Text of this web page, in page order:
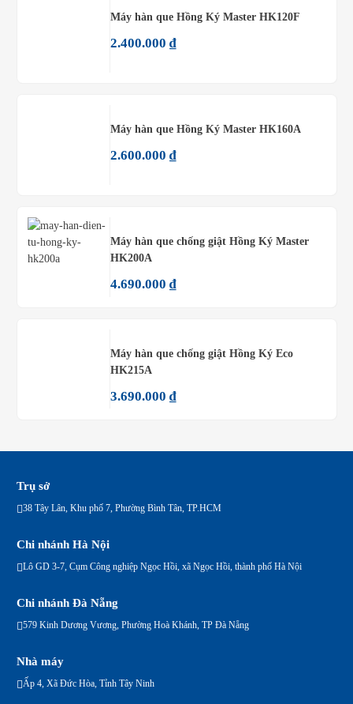
Máy hàn que Hồng Ký Master HK120F
2.400.000 ₫
Máy hàn que Hồng Ký Master HK160A
2.600.000 ₫
Máy hàn que chống giật Hồng Ký Master
HK200A
4.690.000 ₫
Máy hàn que chống giật Hồng Ký Eco
HK215A
3.690.000 ₫
Trụ sở
38 Tây Lân, Khu phố 7, Phường Bình Tân, TP.HCM
Chi nhánh Hà Nội
Lô GD 3-7, Cụm Công nghiệp Ngọc Hồi, xã Ngọc Hồi, thành phố Hà Nội
Chi nhánh Đà Nẵng
579 Kinh Dương Vương, Phường Hoà Khánh, TP Đà Nẵng
Nhà máy
Ấp 4, Xã Đức Hòa, Tỉnh Tây Ninh